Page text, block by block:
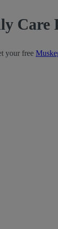
Care
your free